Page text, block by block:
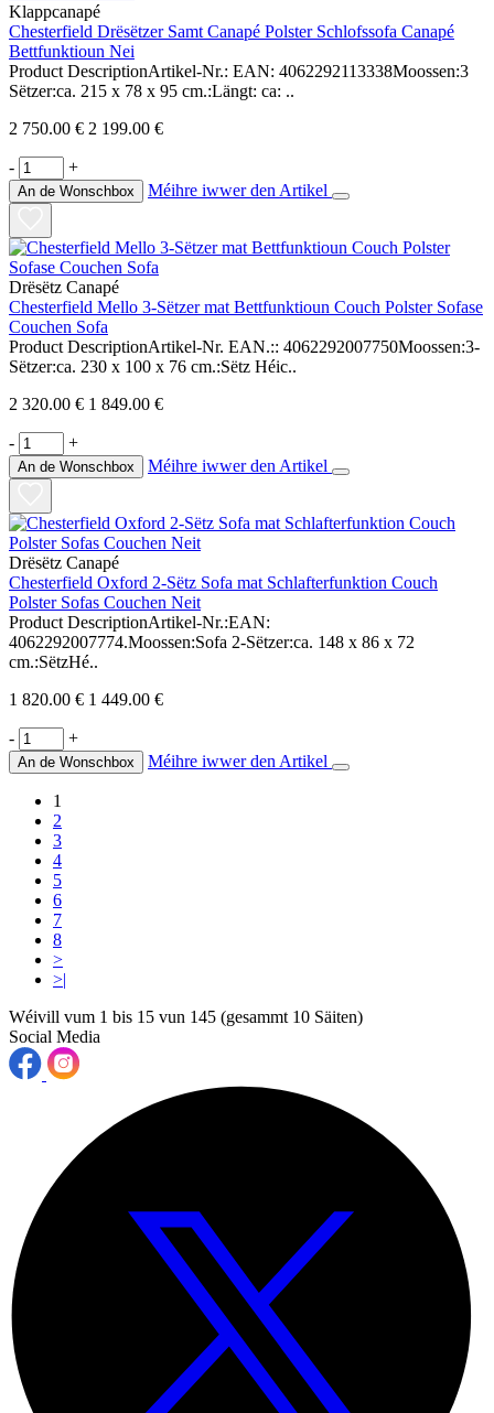
Klappcanapé
Chesterfield Drësëtzer Samt Canapé Polster Schlofssofa Canapé
Bettfunktioun Nei
Product DescriptionArtikel-Nr.: EAN: 4062292113338Moossen:3
Sëtzer:ca. 215 x 78 x 95 cm.:Längt: ca: ..
2 750.00 € 2 199.00 €
- +
An de Wonschbox Méihre iwwer den Artikel
Drësëtz Canapé
Chesterfield Mello 3-Sëtzer mat Bettfunktioun Couch Polster Sofase
Couchen Sofa
Product DescriptionArtikel-Nr. EAN.:: 4062292007750Moossen:3-
Sëtzer:ca. 230 x 100 x 76 cm.:Sëtz Héic..
2 320.00 € 1 849.00 €
- +
An de Wonschbox Méihre iwwer den Artikel
Drësëtz Canapé
Chesterfield Oxford 2-Sëtz Sofa mat Schlafterfunktion Couch
Polster Sofas Couchen Neit
Product DescriptionArtikel-Nr.:EAN:
4062292007774.Moossen:Sofa 2-Sëtzer:ca. 148 x 86 x 72
cm.:SëtzHé..
1 820.00 € 1 449.00 €
- +
An de Wonschbox Méihre iwwer den Artikel
1
2
3
4
5
6
7
8
>
>|
Wéivill vum 1 bis 15 vun 145 (gesammt 10 Säiten)
Social Media